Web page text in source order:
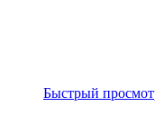
Быстрый